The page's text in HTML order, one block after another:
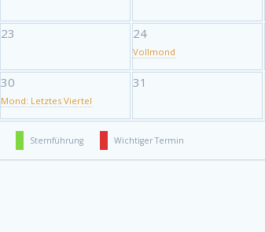
23 24
Vollmond
30
Mond: Letztes Viertel
31
Sternführung Wichtiger Termin